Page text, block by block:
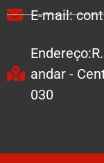
E-mail:
andar -
030